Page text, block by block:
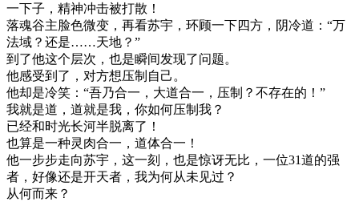
一下子，精神冲击被打散！
落魂谷主脸色微变，再看苏宇，环顾一下四方，阴冷道：“万
法域？还是……天地？”
到了他这个层次，也是瞬间发现了问题。
他感受到了，对方想压制自己。
他却是冷笑：“吾乃合一，大道合一，压制？不存在的！”
我就是道，道就是我，你如何压制我？
已经和时光长河半脱离了！
也算是一种灵肉合一，道体合一！
他一步步走向苏宇，这一刻，也是惊讶无比，一位31道的强
者，好像还是开天者，我为何从未见过？
从何而来？